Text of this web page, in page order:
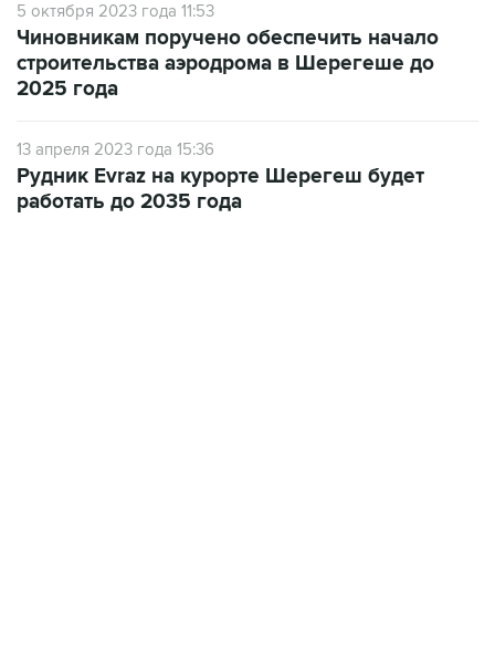
5 октября 2023 года 11:53
Чиновникам поручено обеспечить начало
строительства аэродрома в Шерегеше до
2025 года
13 апреля 2023 года 15:36
Рудник Evraz на курорте Шерегеш будет
работать до 2035 года